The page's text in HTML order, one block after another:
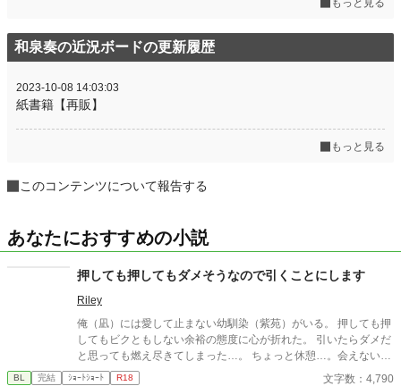
もっと見る
和泉奏の近況ボードの更新履歴
2023-10-08 14:03:03
紙書籍【再販】
もっと見る
このコンテンツについて報告する
あなたにおすすめの小説
押しても押してもダメそうなので引くことにします
Riley
俺（凪）には愛して止まない幼馴染（紫苑）がいる。 押しても押
してもビクともしない余裕の態度に心が折れた。 引いたらダメだ
と思っても燃え尽きてしまった…。 ちょっと休憩…。会えないと
寂しいけど、引くと言ったからには自分からいけない…
BL 完結 ｼｮｰﾄｼｮｰﾄ R18 文字数：4,790